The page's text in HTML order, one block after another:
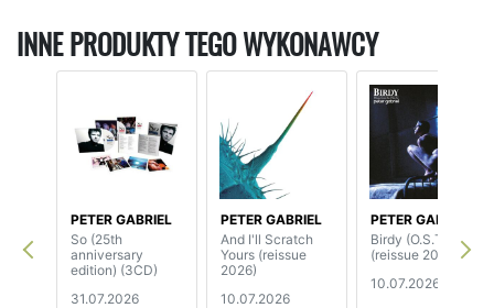
INNE PRODUKTY TEGO WYKONAWCY
PETER GABRIEL
So (25th
anniversary
edition) (3CD)
31.07.2026
PETER GABRIEL
And I'll Scratch
Yours (reissue
2026)
10.07.2026
PETER GABRIEL
Birdy (O.S.T.)
(reissue 2026)
10.07.2026